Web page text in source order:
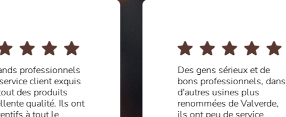
professionnels
client exquis
des produits
qualité. Ils ont
à tout le
Des gens sérieux et de
bons professionnels, dans
d'autres usines plus
renommées de Valverde,
ils ont peu de service